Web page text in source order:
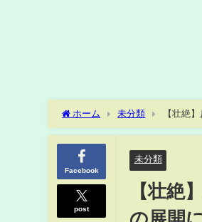
ホーム 未分類 【壮絶
Facebook
post
未分類
【壮絶
の展開に